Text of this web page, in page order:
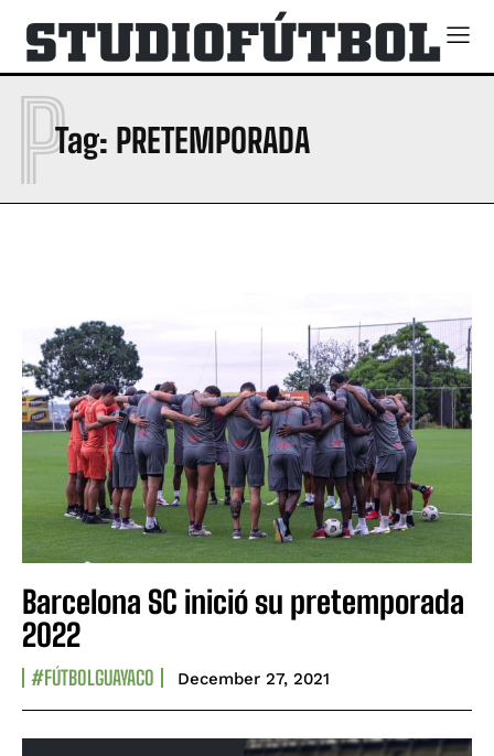
Tag: PRETEMPORADA
P
Barcelona SC inició su pretemporada
2022
#FÚTBOLGUAYACO December 27, 2021